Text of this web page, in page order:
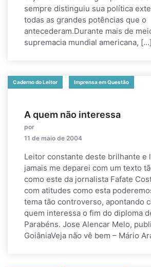
sempre distinguiu sua política
todas as grandes potências que o
antecederam.Durante mais de
supremacia mundial americana, […]
Caderno do Leitor Imprensa em Questão
A quem não interessa
por
11 de maio de 2004
Leitor constante deste brilhante e
jamais me deparei com um texto
como este da jornalista Fafate
com atitudes como esta
tema tão controverso, apontando
quem interessa o fim do diploma
Parabéns. Jose Alencar Melo,
GoiâniaVeja não vê bem – Mário